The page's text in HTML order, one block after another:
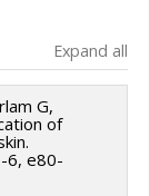
Expand all
G,
of
6, e80-